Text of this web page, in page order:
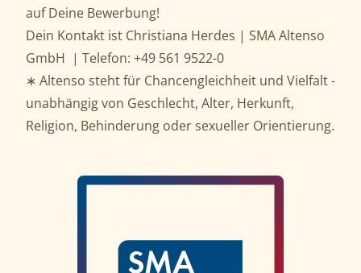
auf Deine Bewerbung!
Dein Kontakt ist Christiana Herdes | SMA Altenso
GmbH | Telefon: +49 561 9522-0
∗ Altenso steht für Chancengleichheit und Vielfalt -
unabhängig von Geschlecht, Alter, Herkunft,
Religion, Behinderung oder sexueller Orientierung.